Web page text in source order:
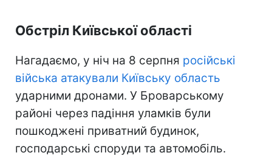
Обстріл Київської області
Нагадаємо, у ніч на 8 серпня російські
війська атакували Київську область
ударними дронами. У Броварському
районі через падіння уламків були
пошкоджені приватний будинок,
господарські споруди та автомобіль.